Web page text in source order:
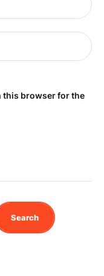
this browser for the
Search